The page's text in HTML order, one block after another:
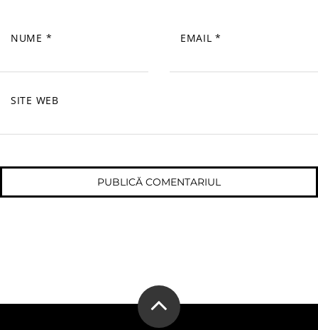
NUME * EMAIL*
SITE WEB